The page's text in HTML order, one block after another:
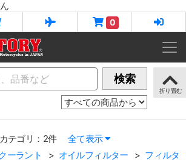
0
検索
テゴリ：2件
全て表示
ーラント オイルフィルター フィルタ